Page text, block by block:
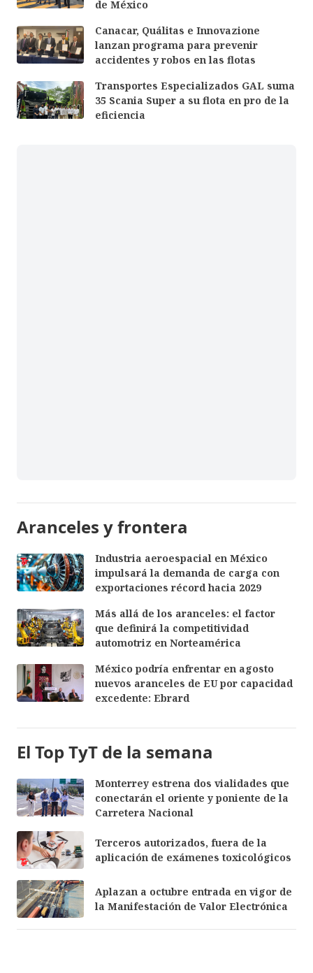
de México
Canacar, Quálitas e Innovazione
lanzan programa para prevenir
accidentes y robos en las flotas
Transportes Especializados GAL suma
35 Scania Super a su flota en pro de la
eficiencia
Aranceles y frontera
Industria aeroespacial en México
impulsará la demanda de carga con
exportaciones récord hacia 2029
Más allá de los aranceles: el factor
que definirá la competitividad
automotriz en Norteamérica
México podría enfrentar en agosto
nuevos aranceles de EU por capacidad
excedente: Ebrard
El Top TyT de la semana
Monterrey estrena dos vialidades que
conectarán el oriente y poniente de la
Carretera Nacional
Terceros autorizados, fuera de la
aplicación de exámenes toxicológicos
Aplazan a octubre entrada en vigor de
la Manifestación de Valor Electrónica